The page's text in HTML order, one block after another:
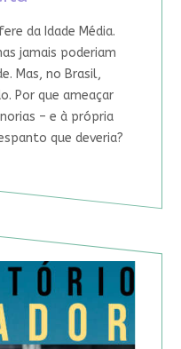
da Idade Média.
jamais poderiam
Mas, no Brasil,
Por que ameaçar
– e à própria
que deveria?